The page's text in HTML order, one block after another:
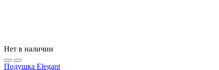
Нет в наличии
Подушка Elegant